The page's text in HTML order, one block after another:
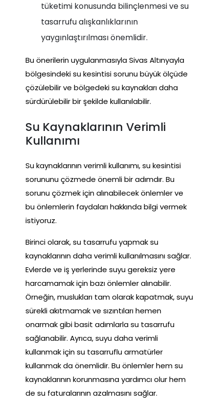
tüketimi konusunda bilinçlenmesi ve su
tasarrufu alışkanlıklarının
yaygınlaştırılması önemlidir.
Bu önerilerin uygulanmasıyla Sivas Altınyayla
bölgesindeki su kesintisi sorunu büyük ölçüde
çözülebilir ve bölgedeki su kaynakları daha
sürdürülebilir bir şekilde kullanılabilir.
Su Kaynaklarının Verimli
Kullanımı
Su kaynaklarının verimli kullanımı, su kesintisi
sorununu çözmede önemli bir adımdır. Bu
sorunu çözmek için alınabilecek önlemler ve
bu önlemlerin faydaları hakkında bilgi vermek
istiyoruz.
Birinci olarak, su tasarrufu yapmak su
kaynaklarının daha verimli kullanılmasını sağlar.
Evlerde ve iş yerlerinde suyu gereksiz yere
harcamamak için bazı önlemler alınabilir.
Örneğin, muslukları tam olarak kapatmak, suyu
sürekli akıtmamak ve sızıntıları hemen
onarmak gibi basit adımlarla su tasarrufu
sağlanabilir. Ayrıca, suyu daha verimli
kullanmak için su tasarruflu armatürler
kullanmak da önemlidir. Bu önlemler hem su
kaynaklarının korunmasına yardımcı olur hem
de su faturalarının azalmasını sağlar.